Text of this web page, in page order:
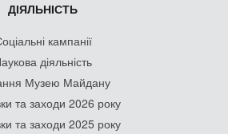
ДІЯЛЬНІСТЬ
кампанії
діяльність
Музею Майдану
та заходи 2026 року
та заходи 2025 року